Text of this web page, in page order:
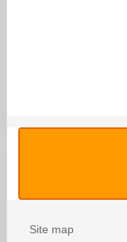
Site map